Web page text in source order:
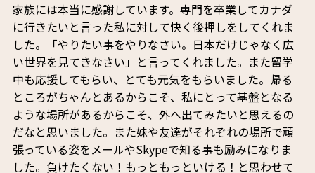
家族には本当に感謝しています。専門を卒業してカナダ
に行きたいと言った私に対して快く後押しをしてくれま
した。「やりたい事をやりなさい。日本だけじゃなく広
い世界を見てきなさい」と言ってくれました。また留学
中も応援してもらい、とても元気をもらいました。帰る
ところがちゃんとあるからこそ、私にとって基盤となる
ような場所があるからこそ、外へ出てみたいと思えるの
だなと思いました。また妹や友達がそれぞれの場所で頑
張っている姿をメールやSkypeで知る事も励みになりま
した。負けたくない！もっともっといける！と思わせて